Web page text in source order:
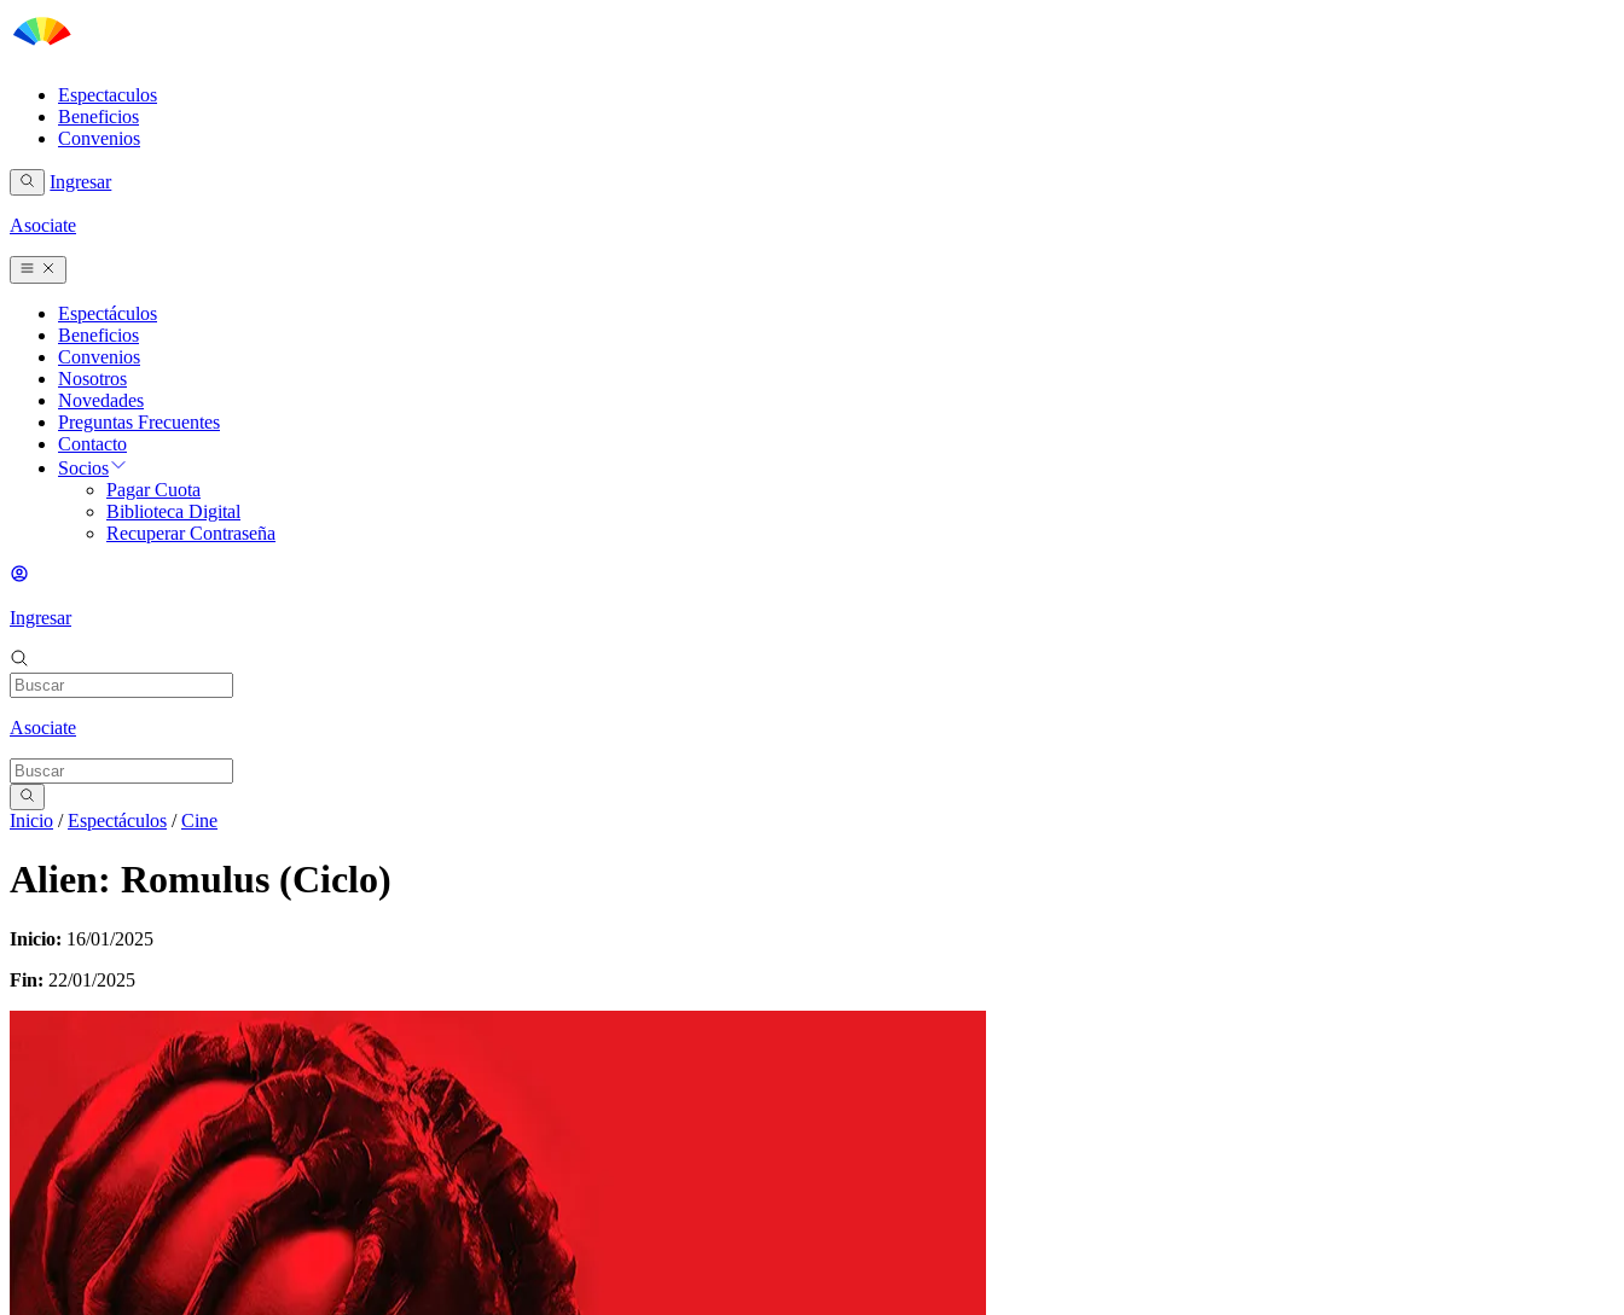
Espectaculos
Beneficios
Convenios
Ingresar
Asociate
Espectáculos
Beneficios
Convenios
Nosotros
Novedades
Preguntas Frecuentes
Contacto
Socios
Pagar Cuota
Biblioteca Digital
Recuperar Contraseña
Ingresar
Asociate
Inicio /Espectáculos /Cine
Alien: Romulus (Ciclo)
Inicio: 16/01/2025
Fin: 22/01/2025